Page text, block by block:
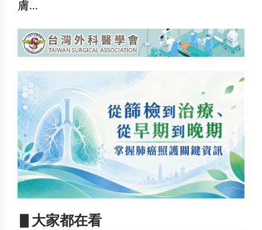
膚...
▋大家都在看